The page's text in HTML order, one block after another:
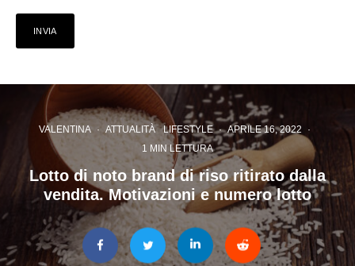
VALENTINA · ATTUALITÀ LIFESTYLE · APRILE 16, 2022
·
1 MIN LETTURA
Lotto di noto brand di riso ritirato dalla
vendita. Motivazioni e numero lotto